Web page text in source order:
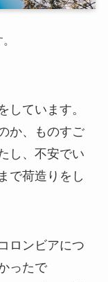
しています。
か、ものすご
し、不安でい
で荷造りをし
ロンビアにつ
ったで